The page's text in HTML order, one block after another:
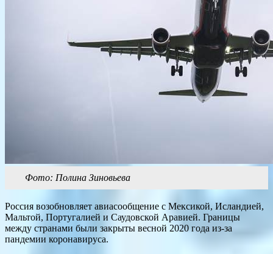
Фото: Полина Зиновьева
Россия возобновляет авиасообщение с Мексикой, Исландией,
Мальтой, Португалией и Саудовской Аравией. Границы
между странами были закрыты весной 2020 года из-за
пандемии коронавируса.